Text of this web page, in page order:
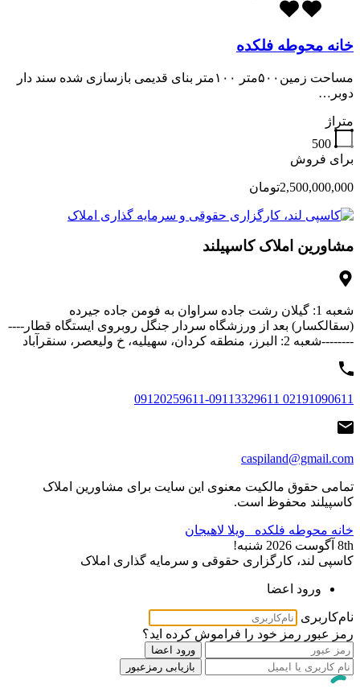
خانه محوطه فلکده
مساحت زمین۵۰۰متر ۱۰۰متر بنای قدیمی بازسازی شده سند دار
دوبر…
متراژ
500
برای فروش
2,500,000,000تومان
مشاورین املاک کاسپیلند
شعبه 1: گیلان رشت جاده سراوان به فومن جاده جیرده
(سقالکسار) بعد از ورزشگاه سردار جنگل روبروی ایستگاه قطار----
--------شعبه 2: البرز، منطقه کردان، سهیلیه، خ ولیعصر، سنقرآباد
02191090611 09120259611-09113329611
caspiland@gmail.com
تمامی حقوق مالکیت معنوی این ‌سایت برای مشاورین املاک
کاسپیلند محفوظ است.
خانه محوطه فلکده
ویلا لاهیجان
8th آگوست 2026
شنبه!
کاسپی لند، کارگزاری حقوقی و سرمایه گذاری املاک
ورود اعضا
نام‌کاربری
رمز عبور رمز خود را فراموش کرده اید؟
ورود اعضا
بازیابی رمزعبور